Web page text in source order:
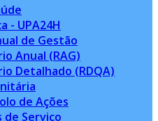
- UPA24H
de Gestão
Anual (RAG)
Detalhado (RDQA)
de Ações
Serviço